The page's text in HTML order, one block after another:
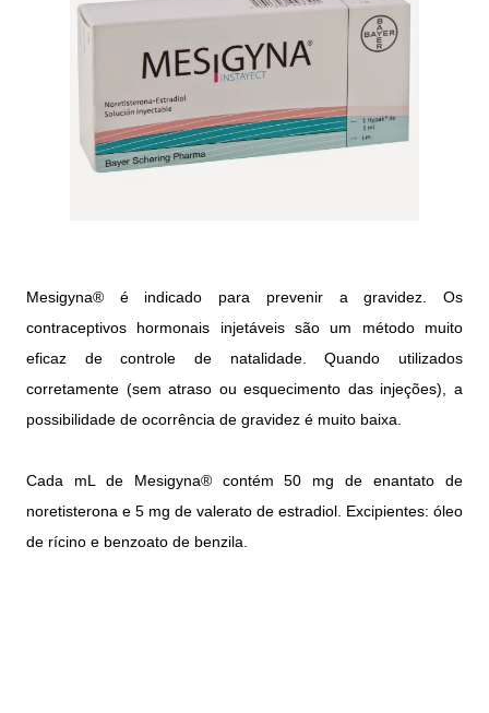
Mesigyna® é indicado para prevenir a gravidez. Os
contraceptivos hormonais injetáveis são um método muito
eficaz de controle de natalidade. Quando utilizados
corretamente (sem atraso ou esquecimento das injeções), a
possibilidade de ocorrência de gravidez é muito baixa.
Cada mL de Mesigyna® contém 50 mg de enantato de
noretisterona e 5 mg de valerato de estradiol. Excipientes: óleo
de rícino e benzoato de benzila.